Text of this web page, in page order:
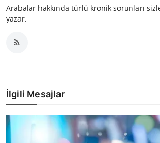
Arabalar hakkında türlü kronik sorunları
yazar.
İlgili Mesajlar